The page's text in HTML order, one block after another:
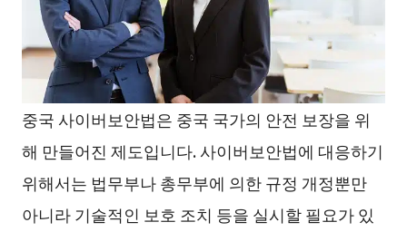
중국 사이버보안법은 중국 국가의 안전 보장을 위
해 만들어진 제도입니다. 사이버보안법에 대응하기
위해서는 법무부나 총무부에 의한 규정 개정뿐만
아니라 기술적인 보호 조치 등을 실시할 필요가 있